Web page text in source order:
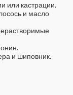
или кастрации.
и масло
и шиповник.